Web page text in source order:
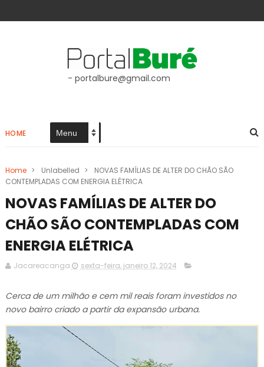
- portalbure@gmail.com
HOME
Home > Unlabelled >
NOVAS FAMÍLIAS DE ALTER DO CHÃO SÃO
CONTEMPLADAS COM ENERGIA ELÉTRICA
NOVAS FAMÍLIAS DE ALTER DO
CHÃO SÃO CONTEMPLADAS COM
ENERGIA ELÉTRICA
Jacareacanga sexta-feira, janeiro 12, 2024
Cerca de um milhão e cem mil reais foram investidos no
novo bairro criado a partir da expansão urbana.